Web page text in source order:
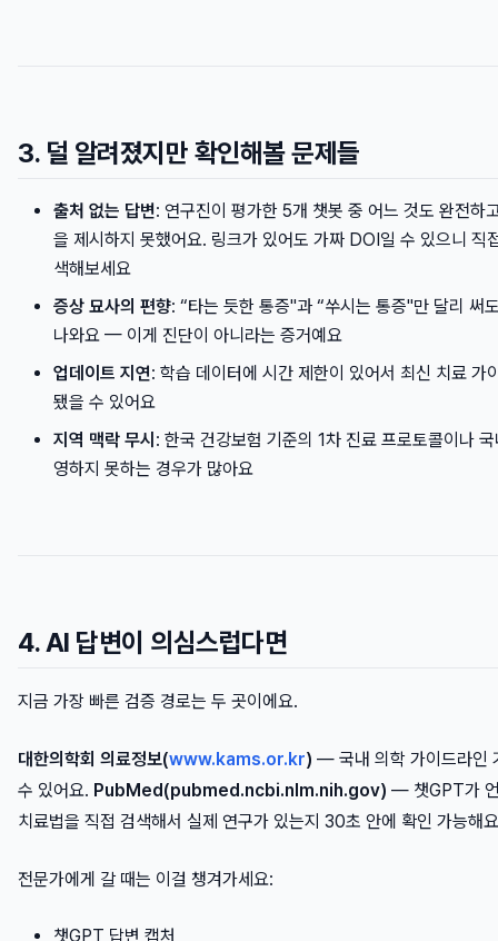
3. 덜 알려졌지만 확인해볼 문제들
출처 없는 답변: 연구진이 평가한 5개 챗봇 중 어느 것도 완전하
을 제시하지 못했어요. 링크가 있어도 가짜 DOI일 수 있으니
색해보세요
증상 묘사의 편향: “타는 듯한 통증"과 “쑤시는 통증"만 달리 써
나와요 — 이게 진단이 아니라는 증거예요
업데이트 지연: 학습 데이터에 시간 제한이 있어서 최신 치료 가
됐을 수 있어요
지역 맥락 무시 : 한국 건강보험 기준의 1차 진료 프로토콜이나
영하지 못하는 경우가 많아요
4. AI 답변이 의심스럽다면
지금 가장 빠른 검증 경로는 두 곳이에요.
대한의학회 의료정보(www.kams.or.kr) — 국내 의학 가이드라인
수 있어요. PubMed(pubmed.ncbi.nlm.nih.gov) — 챗GPT가
치료법을 직접 검색해서 실제 연구가 있는지 30초 안에 확인 가능해
전문가에게 갈 때는 이걸 챙겨가세요:
챗GPT 답변 캡처